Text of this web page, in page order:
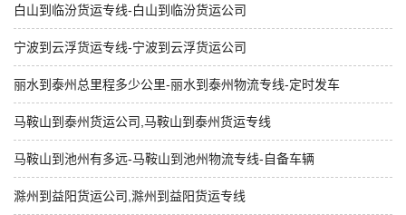
白山到临汾货运专线-白山到临汾货运公司
宁波到云浮货运专线-宁波到云浮货运公司
丽水到泰州总里程多少公里-丽水到泰州物流专线-定时发车
马鞍山到泰州货运公司,马鞍山到泰州货运专线
马鞍山到池州有多远-马鞍山到池州物流专线-自备车辆
滁州到益阳货运公司,滁州到益阳货运专线